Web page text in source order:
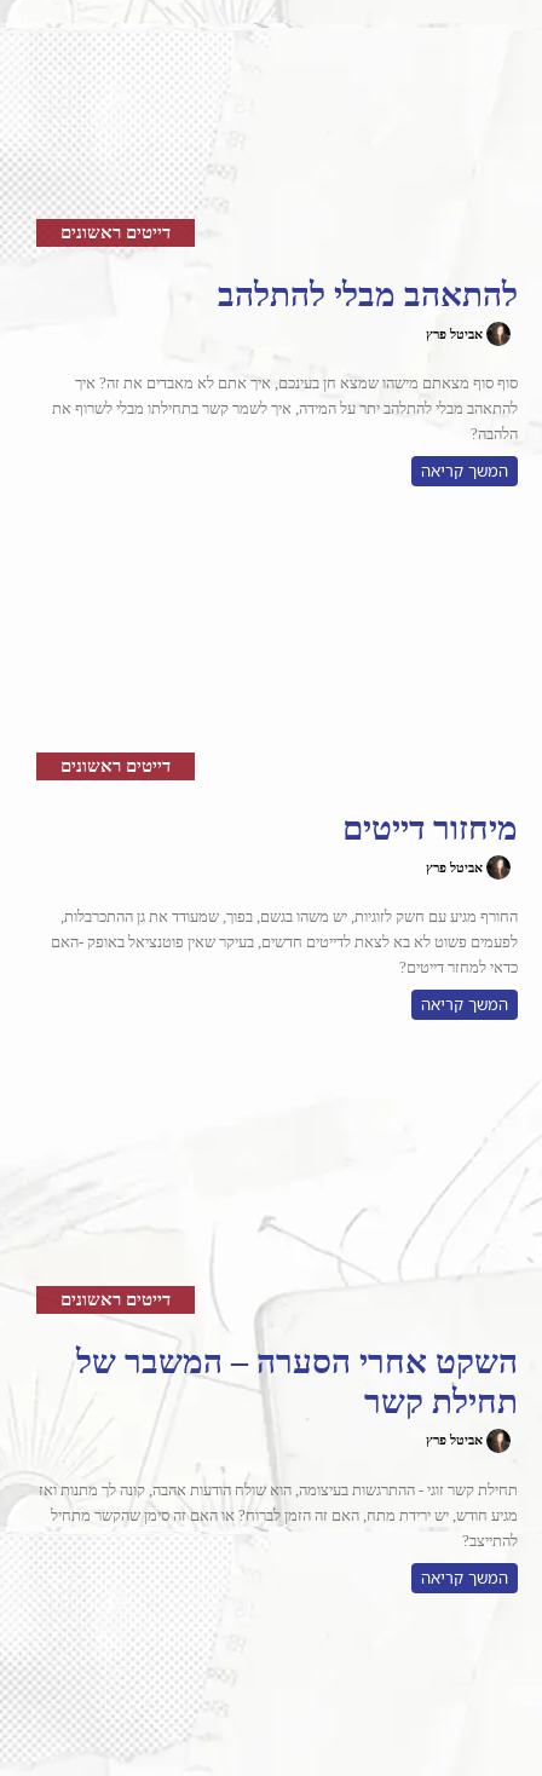
דייטים ראשונים
להתאהב מבלי להתלהב
אביטל פרץ
סוף סוף מצאתם מישהו שמצא חן בעינכם, איך אתם לא מאבדים את זה? איך
להתאהב מבלי להתלהב יתר על המידה, איך לשמר קשר בתחילתו מבלי לשרוף את
הלהבה?
המשך קריאה
דייטים ראשונים
מיחזור דייטים
אביטל פרץ
החורף מגיע עם חשק לזוגיות, יש משהו בגשם, בפוך, שמעודד את גן ההתכרבלות,
לפעמים פשוט לא בא לצאת לדייטים חדשים, בעיקר שאין פוטנציאל באופק -האם
כדאי למחזר דייטים?
המשך קריאה
דייטים ראשונים
השקט אחרי הסערה – המשבר של
תחילת קשר
אביטל פרץ
תחילת קשר זוגי - ההתרגשות בעיצומה, הוא שולח הודעות אהבה, קונה לך מתנות ואז
מגיע חודש, יש ירידת מתח, האם זה הזמן לברוח? או האם זה סימן שהקשר מתחיל
להתייצב?
המשך קריאה